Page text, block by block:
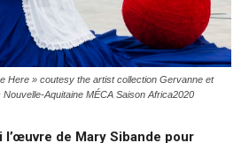
Here » coutesy the artist collection Gervanne et
Aquitaine MÉCA Saison Africa2020
de Mary Sibande pour